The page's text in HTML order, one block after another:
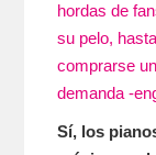
hordas de
su pelo,
comprarse
demanda -
Sí, los